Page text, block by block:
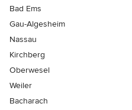
Bad Ems
Gau-Algesheim
Nassau
Kirchberg
Oberwesel
Weiler
Bacharach